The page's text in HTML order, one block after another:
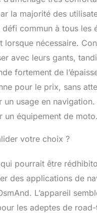
carplay moto 5 pouces
Notre équipe
de connectivité,
jour du firmware via la
est là pour vous
la majorité des
commun à tous les
nécessaire.
avec leurs gants,
fortement de
pour le prix, sans
usage en
un équipement de moto.
votre choix ?
pourrait être
des applications de
L’appareil
les adeptes de